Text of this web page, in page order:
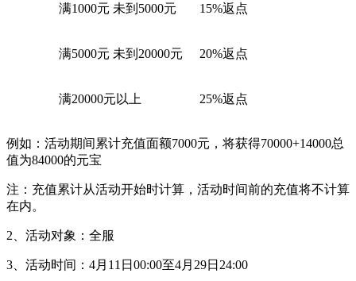
满1000元 未到5000元 15%返点
满5000元 未到20000元 20%返点
满20000元以上 25%返点
例如：活动期间累计充值面额7000元，将获得70000+14000总
值为84000的元宝
注：充值累计从活动开始时计算，活动时间前的充值将不计算
在内。
2、活动对象：全服
3、活动时间：4月11日00:00至4月29日24:00